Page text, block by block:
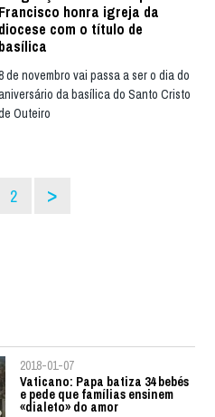
Francisco honra igreja da
diocese com o título de
basílica
de novembro vai passa a ser o dia do
da basílica do Santo Cristo
Outeiro
2 >
2018-01-07
Vaticano: Papa batiza 34 bebés
e pede que famílias ensinem
«dialeto» do amor